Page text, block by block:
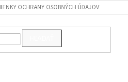
OCHRANY OSOBNÝCH ÚDAJOV